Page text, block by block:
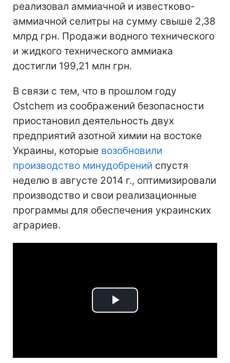
реализовал аммиачной и известково-
аммиачной селитры на сумму свыше 2,38
млрд грн. Продажи водного технического
и жидкого технического аммиака
достигли 199,21 млн грн.
В связи с тем, что в прошлом году
Ostchem из соображений безопасности
приостановил деятельность двух
предприятий азотной химии на востоке
Украины, которые возобновили
производство минудобрений спустя
неделю в августе 2014 г., оптимизировали
производство и свои реализационные
программы для обеспечения украинских
аграриев.
Play